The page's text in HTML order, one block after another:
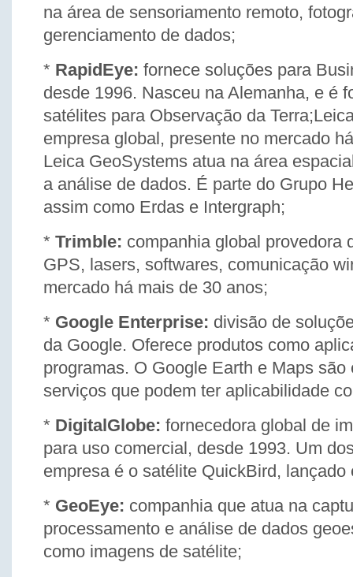
na área de sensoriamento remoto,
gerenciamento de dados;
* RapidEye: fornece soluções para
desde 1996. Nasceu na Alemanha, e é
satélites para Observação da
empresa global, presente no mercado
Leica GeoSystems atua na área
a análise de dados. É parte do Grupo
assim como Erdas e Intergraph;
* Trimble: companhia global provedora
GPS, lasers, softwares, comunicação
mercado há mais de 30 anos;
* Google Enterprise: divisão de
da Google. Oferece produtos como
programas. O Google Earth e Maps são
serviços que podem ter aplicabilidade
* DigitalGlobe: fornecedora global de
para uso comercial, desde 1993. Um
empresa é o satélite QuickBird, lançado
* GeoEye: companhia que atua na
processamento e análise de dados
como imagens de satélite;